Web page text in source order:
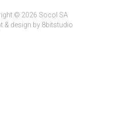
© 2026 Socol SA
& design by 8bitstudio